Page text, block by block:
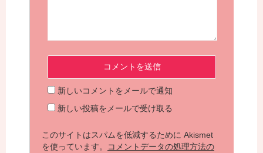
新しいコメントをメールで通知
新しい投稿をメールで受け取る
このサイトはスパムを低減するために Akismet
を使っています。
コメントデータの処理方法の